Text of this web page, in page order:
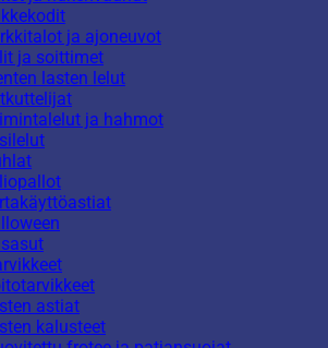
ja ajoneuvot
ja soittimet
lasten lelut
ja hahmot
astiat
kalusteet